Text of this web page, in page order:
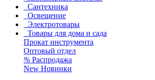
Сантехника
Освещение
Электротовары
Товары для дома и сада
Прокат инструмента
Оптовый отдел
% Распродажа
New Новинки